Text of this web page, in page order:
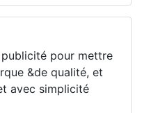
pour mettre
&de qualité, et
avec simplicité